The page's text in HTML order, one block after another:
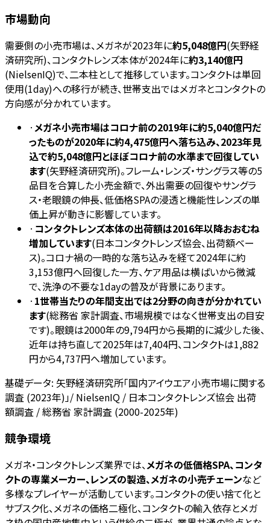
市場動向
需要側の小売市場は、メガネが2023年に約5,048億円(矢野経
済研究所)、コンタクトレンズ本体が2024年に約3,140億円
(NielsenIQ)で、二本柱として推移しています。コンタクトは単回
使用(1day)への移行が続き、世帯支出ではメガネとコンタクトの
方向感が分かれています。
· メガネ小売市場はコロナ前の2019年に約5,040億円だ
ったものが2020年に約4,475億円へ落ち込み、2023年見
込で約5,048億円とほぼコロナ前の水準まで回復してい
ます(矢野経済研究所)。フレーム・レンズ・サングラス等の5
品目を合算した小売金額で、外出需要の回復やサングラ
ス・老眼鏡の伸長、低価格SPAの浸透と機能性レンズの単
価上昇が動きに影響しています。
· コンタクトレンズ本体の出荷額は2016年以降おおむね
増加しています(日本コンタクトレンズ協会、出荷額ベー
ス)。コロナ禍の一時的な落ち込みを経て2024年に約
3,153億円へ回復した一方、ケア用品は横ばいから微減
で、洗浄の不要な1dayの普及が背景にあります。
· 1世帯当たりの年間支出では2分野の向きが分かれてい
ます(総務省 家計調査、市場規模ではなく世帯支出の目安
です)。眼鏡は2000年の9,794円から長期的に減少した後、
近年は持ち直して2025年は7,404円、コンタクトは1,882
円から4,737円へ増加しています。
基礎データ: 矢野経済研究所「国内アイウエア小売市場に関する
調査 (2023年)」/ NielsenIQ / 日本コンタクトレンズ協会 出荷
額調査 / 総務省 家計調査 (2000-2025年)
競争環境
メガネ・コンタクトレンズ業界では、メガネの低価格SPA、コンタ
クトの専業メーカー、レンズの製造、メガネの小売チェーンなど
多様なプレイヤーが活動しています。コンタクトの使い捨て化と
サブスク化、メガネの価格二極化、コンタクトの輸入依存とメガ